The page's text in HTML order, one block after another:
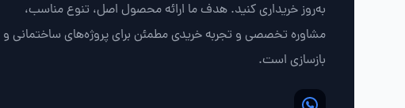
به‌روز خریداری کنید. هدف ما ارائه محصول اصل، تنوع مناسب،
مشاوره تخصصی و تجربه خریدی مطمئن برای پروژه‌های ساختمانی و
بازسازی است.